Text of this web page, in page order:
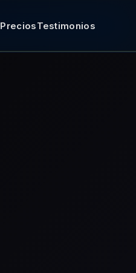
PreciosTestimonios